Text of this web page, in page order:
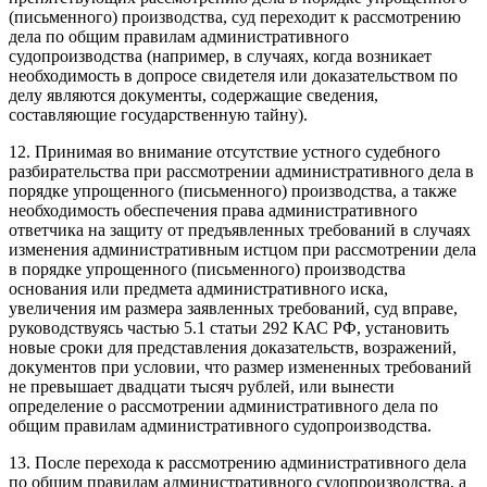
(письменного) производства, суд переходит к рассмотрению
дела по общим правилам административного
судопроизводства (например, в случаях, когда возникает
необходимость в допросе свидетеля или доказательством по
делу являются документы, содержащие сведения,
составляющие государственную тайну).
12. Принимая во внимание отсутствие устного судебного
разбирательства при рассмотрении административного дела в
порядке упрощенного (письменного) производства, а также
необходимость обеспечения права административного
ответчика на защиту от предъявленных требований в случаях
изменения административным истцом при рассмотрении дела
в порядке упрощенного (письменного) производства
основания или предмета административного иска,
увеличения им размера заявленных требований, суд вправе,
руководствуясь частью 5.1 статьи 292 КАС РФ, установить
новые сроки для представления доказательств, возражений,
документов при условии, что размер измененных требований
не превышает двадцати тысяч рублей, или вынести
определение о рассмотрении административного дела по
общим правилам административного судопроизводства.
13. После перехода к рассмотрению административного дела
по общим правилам административного судопроизводства, а